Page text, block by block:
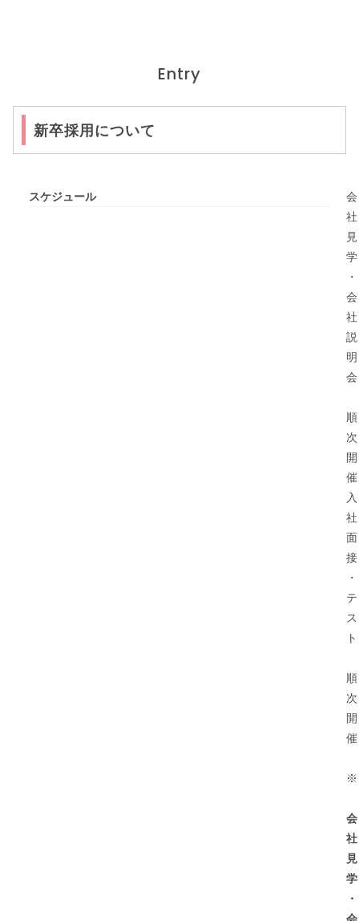
Entry
新卒採用について
スケジュール
会
社
見
学
・
会
社
説
明
会
順
次
開
催
入
社
面
接
・
テ
ス
ト
順
次
開
催
※
会
社
見
学
・
会